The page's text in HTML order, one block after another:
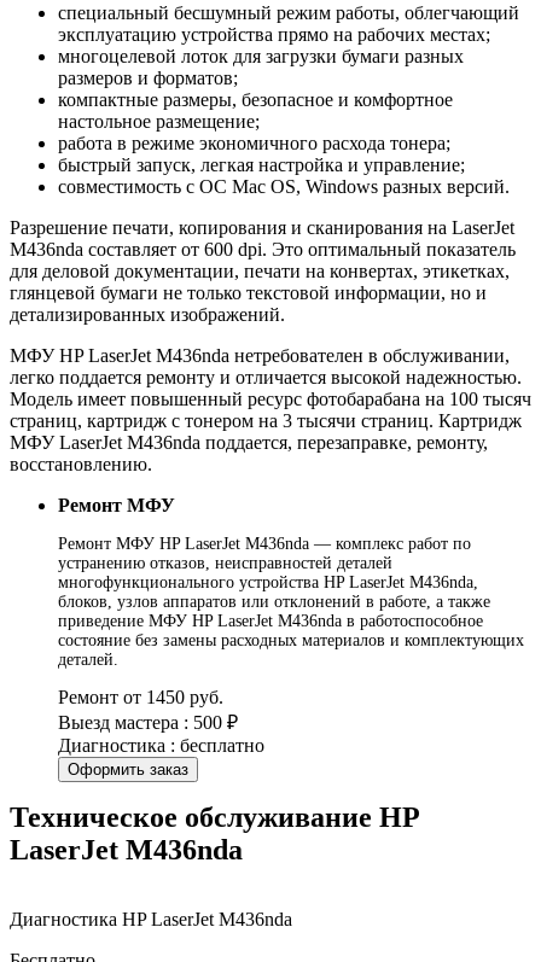
специальный бесшумный режим работы, облегчающий
эксплуатацию устройства прямо на рабочих местах;
многоцелевой лоток для загрузки бумаги разных
размеров и форматов;
компактные размеры, безопасное и комфортное
настольное размещение;
работа в режиме экономичного расхода тонера;
быстрый запуск, легкая настройка и управление;
совместимость с ОС Mac OS, Windows разных версий.
Разрешение печати, копирования и сканирования на LaserJet
M436nda составляет от 600 dpi. Это оптимальный показатель
для деловой документации, печати на конвертах, этикетках,
глянцевой бумаги не только текстовой информации, но и
детализированных изображений.
МФУ HP LaserJet M436nda нетребователен в обслуживании,
легко поддается ремонту и отличается высокой надежностью.
Модель имеет повышенный ресурс фотобарабана на 100 тысяч
страниц, картридж с тонером на 3 тысячи страниц. Картридж
МФУ LaserJet M436nda поддается, перезаправке, ремонту,
восстановлению.
Ремонт МФУ
Ремонт МФУ HP LaserJet M436nda — комплекс работ по
устранению отказов, неисправностей деталей
многофункционального устройства HP LaserJet M436nda,
блоков, узлов аппаратов или отклонений в работе, а также
приведение МФУ HP LaserJet M436nda в работоспособное
состояние без замены расходных материалов и комплектующих
деталей.
Ремонт от 1450 руб.
Выезд мастера : 500 ₽
Диагностика : бесплатно
Оформить заказ
Техническое обслуживание HP
LaserJet M436nda
Диагностика HP LaserJet M436nda